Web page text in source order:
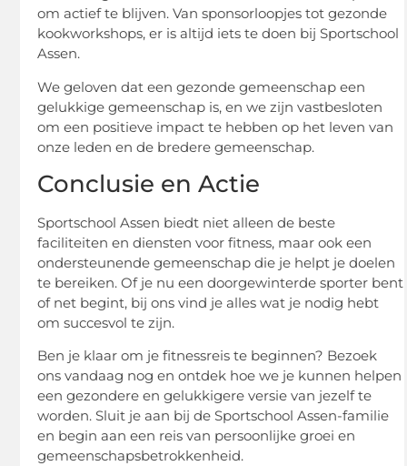
om actief te blijven. Van sponsorloopjes tot gezonde
kookworkshops, er is altijd iets te doen bij Sportschool
Assen.
We geloven dat een gezonde gemeenschap een
gelukkige gemeenschap is, en we zijn vastbesloten
om een positieve impact te hebben op het leven van
onze leden en de bredere gemeenschap.
Conclusie en Actie
Sportschool Assen biedt niet alleen de beste
faciliteiten en diensten voor fitness, maar ook een
ondersteunende gemeenschap die je helpt je doelen
te bereiken. Of je nu een doorgewinterde sporter bent
of net begint, bij ons vind je alles wat je nodig hebt
om succesvol te zijn.
Ben je klaar om je fitnessreis te beginnen? Bezoek
ons vandaag nog en ontdek hoe we je kunnen helpen
een gezondere en gelukkigere versie van jezelf te
worden. Sluit je aan bij de Sportschool Assen-familie
en begin aan een reis van persoonlijke groei en
gemeenschapsbetrokkenheid.